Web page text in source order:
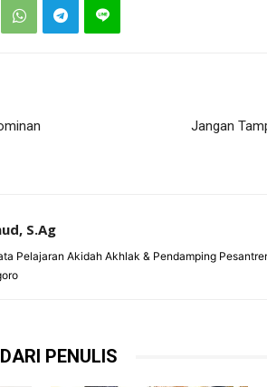
Jangan
S.Ag
Pelajaran Akidah Akhlak & Pendamping
DARI PENULIS